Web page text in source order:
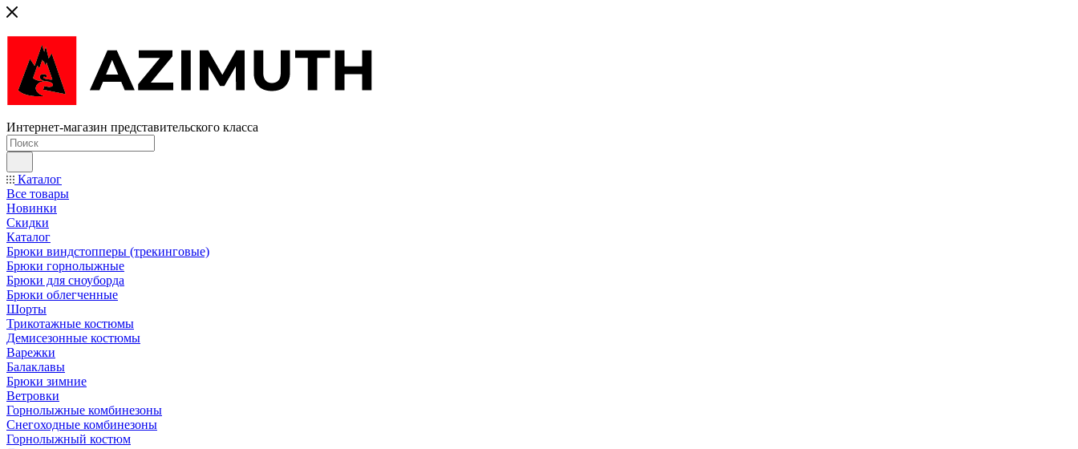
Интернет-магазин представительского класса
Каталог
Все товары
Новинки
Скидки
Каталог
Брюки виндстопперы (трекинговые)
Брюки горнолыжные
Брюки для сноуборда
Брюки облегченные
Шорты
Трикотажные костюмы
Демисезонные костюмы
Варежки
Балаклавы
Брюки зимние
Ветровки
Горнолыжные комбинезоны
Снегоходные комбинезоны
Горнолыжный костюм